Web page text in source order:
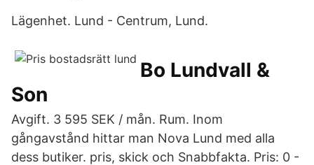
Lägenhet. Lund - Centrum, Lund.
Bo Lundvall &
Son
Avgift. 3 595 SEK / mån. Rum. Inom
gångavstånd hittar man Nova Lund med alla
dess butiker. pris, skick och Snabbfakta. Pris: 0 -